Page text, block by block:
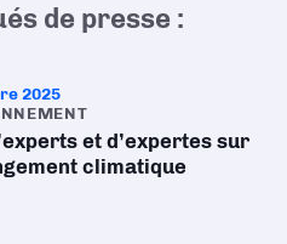
de presse :
2025
et d’expertes sur
climatique